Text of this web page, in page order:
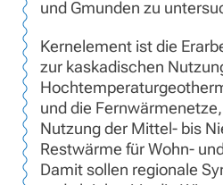
und Gmunden zu
Kernelement ist die
zur kaskadischen
und die
Nutzung der Mittel- bis
Restwärme für Wohn-
Damit sollen regionale